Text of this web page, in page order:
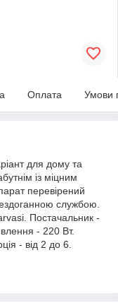
Оплата Умови
для дому та
із міцним
перевірений
службою.
Постачальник -
- 220 Вт.
- від 2 до 6.